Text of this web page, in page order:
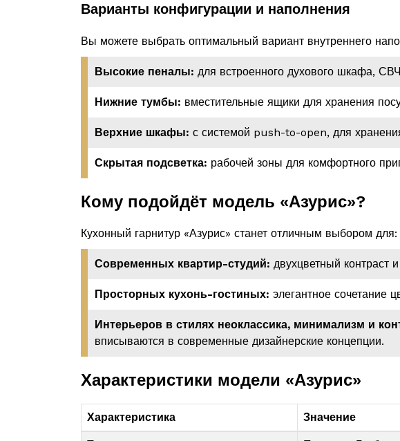
Варианты конфигурации и наполнения
Вы можете выбрать оптимальный вариант внутреннего
Высокие пеналы: для встроенного духового шкафа,
Нижние тумбы: вместительные ящики для хранения
Верхние шкафы: с системой push-to-open, для
Скрытая подсветка: рабочей зоны для комфортного
Кому подойдёт модель «Азурис»?
Кухонный гарнитур «Азурис» станет отличным выбором для:
Современных квартир-студий: двухцветный контраст
Просторных кухонь-гостиных: элегантное сочетание
Интерьеров в стилях неоклассика, минимализм и
вписываются в современные дизайнерские концепции.
Характеристики модели «Азурис»
Характеристика Значение